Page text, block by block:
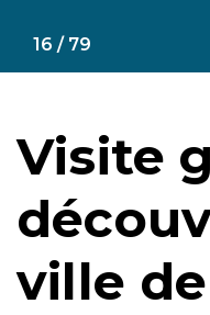
16 / 79
Visite
ville